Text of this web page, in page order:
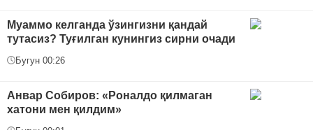
Муаммо келганда ўзингизни қандай
тутасиз? Туғилган кунингиз сирни очади
Бугун 00:26
Анвар Собиров: «Роналдо қилмаган
хатони мен қилдим»